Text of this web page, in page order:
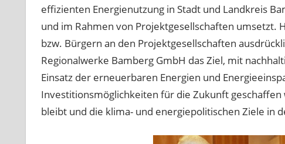
effizienten Energienutzung in Stadt und Landkreis
und im Rahmen von Projektgesellschaften umsetzt.
bzw. Bürgern an den Projektgesellschaften
Regionalwerke Bamberg GmbH das Ziel, mit
Einsatz der erneuerbaren Energien und
Investitionsmöglichkeiten für die Zukunft
bleibt und die klima- und energiepolitischen Ziele in